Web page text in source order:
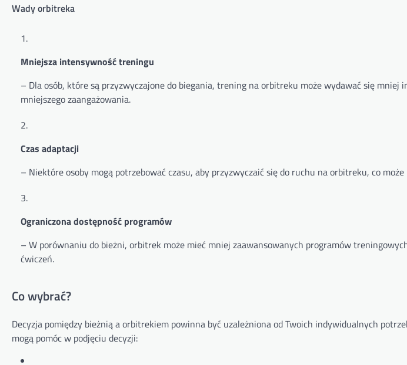
Wady orbitreka
Mniejsza intensywność treningu
– Dla osób, które są przyzwyczajone do biegania, trening na orbitreku może wydawać się mniej
mniejszego zaangażowania.
Czas adaptacji
– Niektóre osoby mogą potrzebować czasu, aby przyzwyczaić się do ruchu na orbitreku, co
Ograniczona dostępność programów
– W porównaniu do bieżni, orbitrek może mieć mniej zaawansowanych programów
ćwiczeń.
Co wybrać?
Decyzja pomiędzy bieżnią a orbitrekiem powinna być uzależniona od Twoich indywidualnych
mogą pomóc w podjęciu decyzji: